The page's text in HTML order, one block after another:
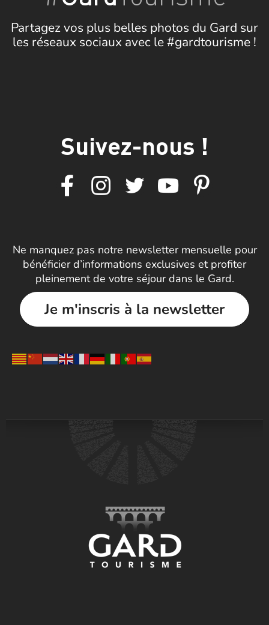
Partagez vos plus belles photos du Gard sur
les réseaux sociaux avec le #gardtourisme !
Suivez-nous !
Ne manquez pas notre newsletter mensuelle pour
bénéficier d’informations exclusives et profiter
pleinement de votre séjour dans le Gard.
Je m'inscris à la newsletter